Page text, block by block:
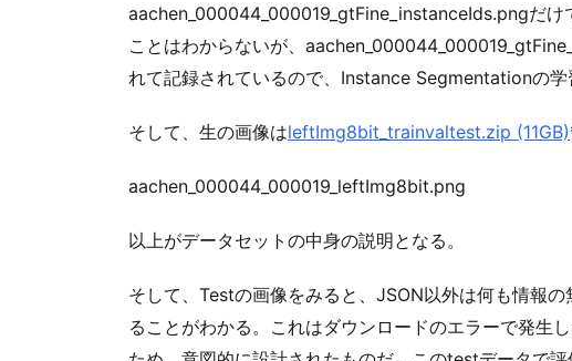
aachen_000044_000019_gtFine_instanceIds.pngだけ
ことはわからないが、
れて記録されているので、Instance Segmentationの学
そして、生の画像はleftImg8bit_trainvaltest.zip (11GB)
aachen_000044_000019_leftImg8bit.png
以上がデータセットの中身の説明となる。
そして、Testの画像をみると、JSON以外は何も情報
ることがわかる。これはダウンロードのエラーで発生